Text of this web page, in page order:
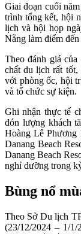
Giai đoạn cuối
trình tổng kết, hội
lịch và hội họp
Nẵng làm điểm
Theo đánh giá
chất du lịch rất tốt,
với phòng ốc, hội
và tổ chức sự kiện.
Ghi nhận thực tế
đón lượng khách
Hoàng Lê Phương
Danang Beach
Danang Beach
nghỉ dưỡng trong
Bùng nổ
Theo Sở Du lịch
(23/12/2024 – 1/1/